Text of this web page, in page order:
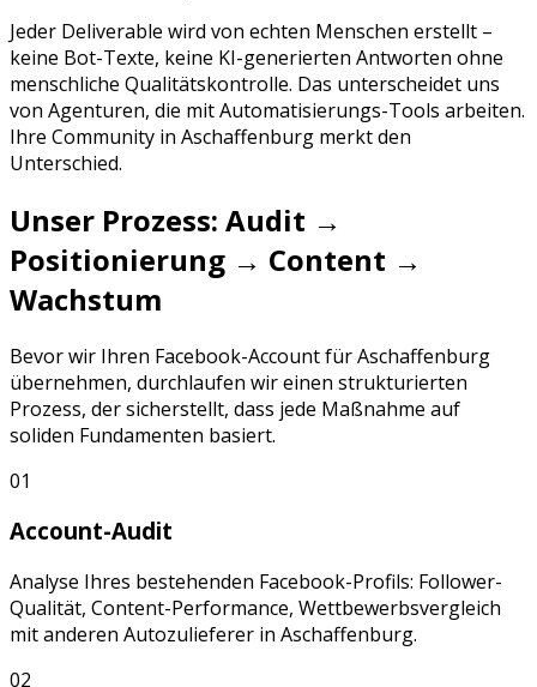
Jeder Deliverable wird von echten Menschen erstellt –
keine Bot-Texte, keine KI-generierten Antworten ohne
menschliche Qualitätskontrolle. Das unterscheidet uns
von Agenturen, die mit Automatisierungs-Tools arbeiten.
Ihre Community in Aschaffenburg merkt den
Unterschied.
Unser Prozess: Audit →
Positionierung → Content →
Wachstum
Bevor wir Ihren Facebook-Account fürAschaffenburg
übernehmen, durchlaufen wir einen strukturierten
Prozess, der sicherstellt, dass jede Maßnahme auf
soliden Fundamenten basiert.
01
Account-Audit
Analyse Ihres bestehenden Facebook-Profils: Follower-
Qualität, Content-Performance, Wettbewerbsvergleich
mit anderen Autozulieferer in Aschaffenburg.
02